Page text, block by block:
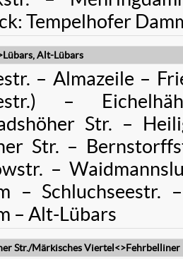
Tempelhofer
Alt-Lübars
– Almazeile –
–
Str. –
Str. –
–
– Schluchseestr.
– Alt-Lübars
Str./Märkisches Viertel<>Fehrbelliner